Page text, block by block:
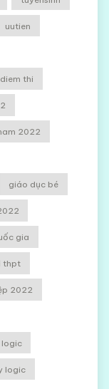
uutien
diem thi
2022
giáo dục bé
gia
thpt
2022
logic
logic